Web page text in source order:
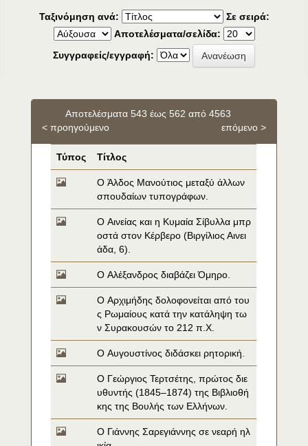
Ταξινόμηση ανά:
Σε σειρά:
Αποτελέσματα/σελίδα:
Συγγραφείς/εγγραφή:
Αποτελέσματα 543 έως 562 από 4563
< προηγούμενο
επόμενο >
Τύπος Τίτλος
O Άλδος Μανούτιος μεταξύ άλλων
σπουδαίων τυπογράφων.
O Αινείας και η Κυμαία Σίβυλλα μπρ
οστά στον Κέρβερο (Βιργίλιος Αινει
άδα, 6).
O Αλέξανδρος διαβάζει Όμηρο.
O Αρχιμήδης δολοφονείται από του
ς Ρωμαίους κατά την κατάληψη τω
ν Συρακουσών το 212 π.Χ.
O Αυγουστίνος διδάσκει ρητορική.
O Γεώργιος Τερτσέτης, πρώτος διε
υθυντής (1845–1874) της Βιβλιοθή
κης της Βουλής των Ελλήνων.
O Γιάννης Σαρεγιάννης σε νεαρή ηλ